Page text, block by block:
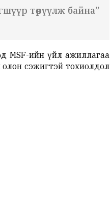
төрүүлж байна”
MSF-ийн үйл ажиллагаа
сэжигтэй тохиолдол